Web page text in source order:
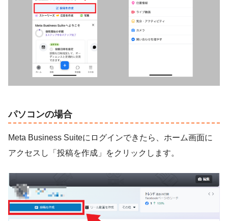
パソコンの場合
Meta Business Suiteにログインできたら、ホーム画面に
アクセスし「投稿を作成」をクリックします。